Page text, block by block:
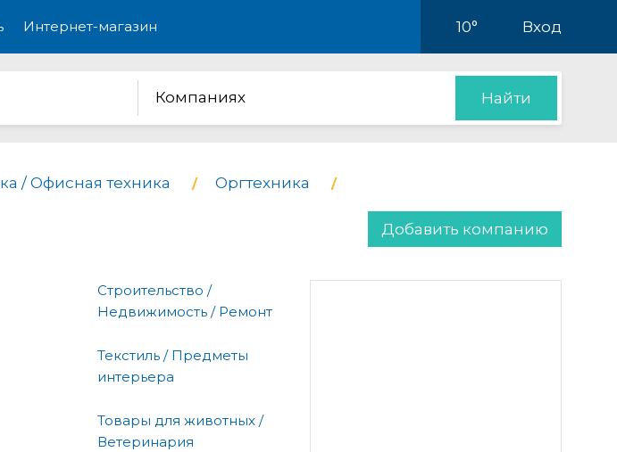
Интернет-магазин 10° Вход
Компаниях Найти
/ Офисная техника Оргтехника
Добавить компанию
Строительство /
Недвижимость / Ремонт
Текстиль / Предметы
интерьера
Товары для животных /
Ветеринария